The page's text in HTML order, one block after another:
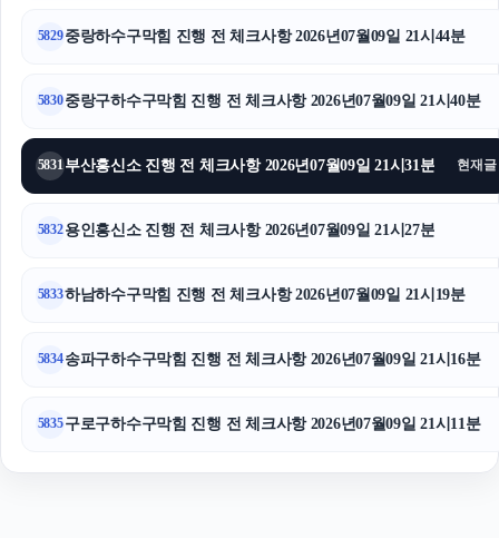
파양보호소
5829중랑하수구막힘 진행 전 체크사항 2026년07월09일 21시44분
5830중랑구하수구막힘 진행 전 체크사항 2026년07월09일 21시40분
5831부산흥신소 진행 전 체크사항 2026년07월09일 21시31분 현재글
5832용인흥신소 진행 전 체크사항 2026년07월09일 21시27분
5833하남하수구막힘 진행 전 체크사항 2026년07월09일 21시19분
5834송파구하수구막힘 진행 전 체크사항 2026년07월09일 21시16분
5835구로구하수구막힘 진행 전 체크사항 2026년07월09일 21시11분